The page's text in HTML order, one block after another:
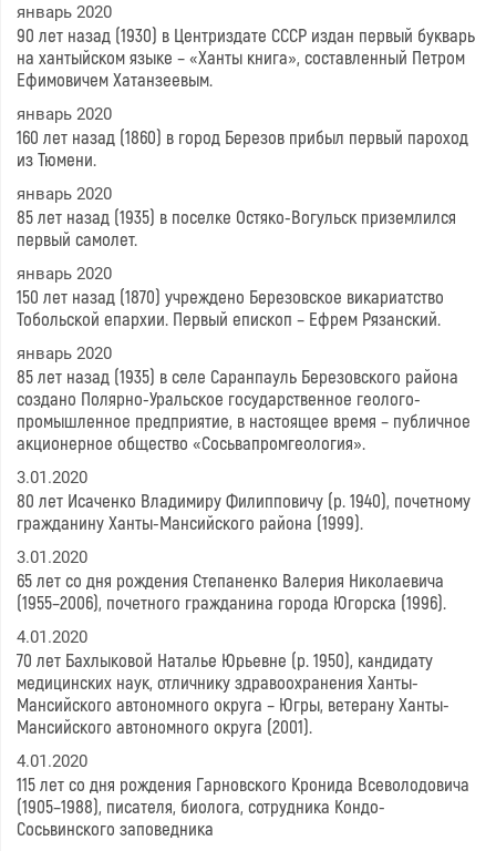
январь 2020
90 лет назад (1930) в Центриздате СССР издан первый букварь
на хантыйском языке – «Ханты книга», составленный Петром
Ефимовичем Хатанзеевым.
январь 2020
160 лет назад (1860) в город Березов прибыл первый пароход
из Тюмени.
январь 2020
85 лет назад (1935) в поселке Остяко-Вогульск приземлился
первый самолет.
январь 2020
150 лет назад (1870) учреждено Березовское викариатство
Тобольской епархии. Первый епископ – Ефрем Рязанский.
январь 2020
85 лет назад (1935) в селе Саранпауль Березовского района
создано Полярно-Уральское государственное геолого-
промышленное предприятие, в настоящее время – публичное
акционерное общество «Сосьвапромгеология».
3.01.2020
80 лет Исаченко Владимиру Филипповичу (р. 1940), почетному
гражданину Ханты-Мансийского района (1999).
3.01.2020
65 лет со дня рождения Степаненко Валерия Николаевича
(1955–2006), почетного гражданина города Югорска (1996).
4.01.2020
70 лет Бахлыковой Наталье Юрьевне (р. 1950), кандидату
медицинских наук, отличнику здравоохранения Ханты-
Мансийского автономного округа – Югры, ветерану Ханты-
Мансийского автономного округа (2001).
4.01.2020
115 лет со дня рождения Гарновского Кронида Всеволодовича
(1905–1988), писателя, биолога, сотрудника Кондо-
Сосьвинского заповедника